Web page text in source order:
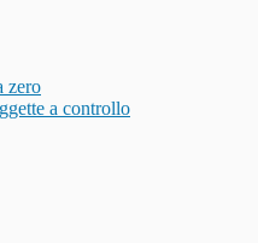
zero
a controllo